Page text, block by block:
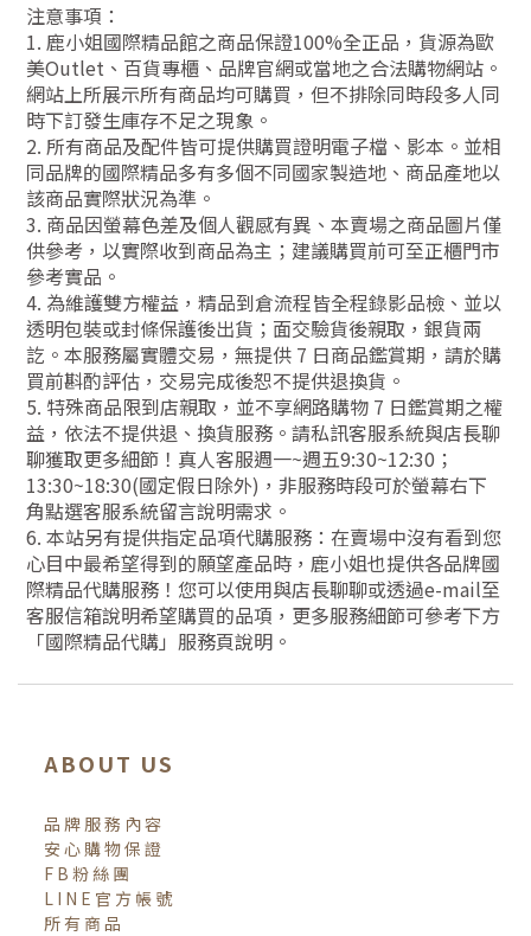
注意事項：
1. 鹿小姐國際精品館之商品保證100%全正品，貨源為歐
美Outlet、百貨專櫃、品牌官網或當地之合法購物網站。
網站上所展示所有商品均可購買，但不排除同時段多人同
時下訂發生庫存不足之現象。
2. 所有商品及配件皆可提供購買證明電子檔、影本。並相
同品牌的國際精品多有多個不同國家製造地、商品產地以
該商品實際狀況為準。
3. 商品因螢幕色差及個人觀感有異、本賣場之商品圖片僅
供參考，以實際收到商品為主；建議購買前可至正櫃門市
參考實品。
4. 為維護雙方權益，精品到倉流程皆全程錄影品檢、並以
透明包裝或封條保護後出貨；面交驗貨後親取，銀貨兩
訖。本服務屬實體交易，無提供 7 日商品鑑賞期，請於購
買前斟酌評估，交易完成後恕不提供退換貨。
5. 特殊商品限到店親取，並不享網路購物 7 日鑑賞期之權
益，依法不提供退、換貨服務。請私訊客服系統與店長聊
聊獲取更多細節！真人客服週一~週五9:30~12:30；
13:30~18:30(國定假日除外)，非服務時段可於螢幕右下
角點選客服系統留言說明需求。
6. 本站另有提供指定品項代購服務：在賣場中沒有看到您
心目中最希望得到的願望產品時，鹿小姐也提供各品牌國
際精品代購服務！您可以使用與店長聊聊或透過e-mail至
客服信箱說明希望購買的品項，更多服務細節可參考下方
「國際精品代購」服務頁說明。
ABOUT US
品牌服務內容
安心購物保證
FB粉絲團
LINE官方帳號
所有商品